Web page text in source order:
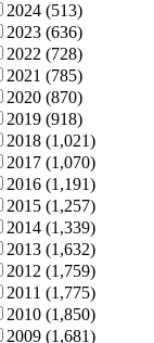
2024 (513)
2023 (636)
2022 (728)
2021 (785)
2020 (870)
2019 (918)
2018 (1,021)
2017 (1,070)
2016 (1,191)
2015 (1,257)
2014 (1,339)
2013 (1,632)
2012 (1,759)
2011 (1,775)
2010 (1,850)
2009 (1,681)